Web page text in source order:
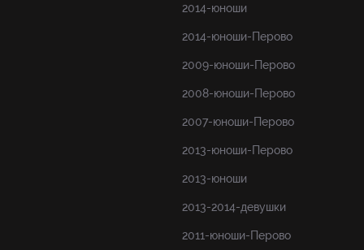
2014-юноши
2014-юноши-Перово
2009-юноши-Перово
2008-юноши-Перово
2007-юноши-Перово
2013-юноши-Перово
2013-юноши
2013-2014-девушки
2011-юноши-Перово